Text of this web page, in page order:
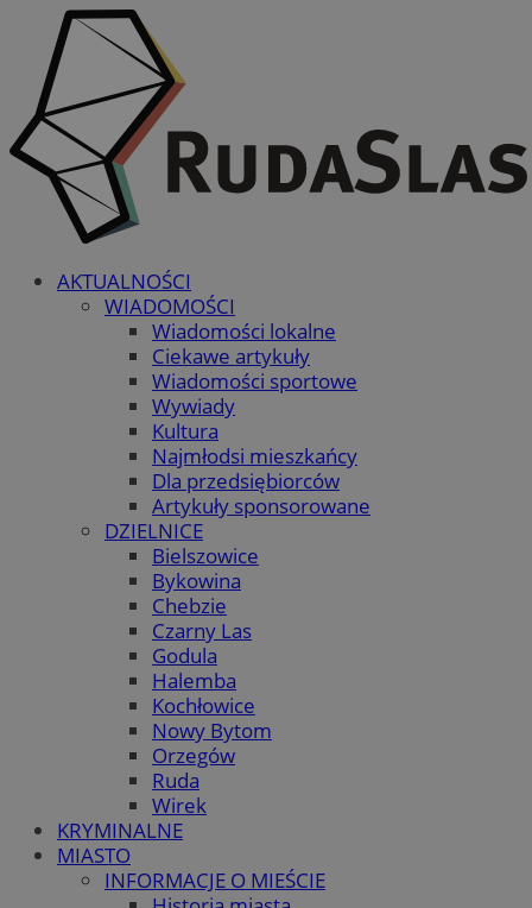
AKTUALNOŚCI
WIADOMOŚCI
Wiadomości lokalne
Ciekawe artykuły
Wiadomości sportowe
Wywiady
Kultura
Najmłodsi mieszkańcy
Dla przedsiębiorców
Artykuły sponsorowane
DZIELNICE
Bielszowice
Bykowina
Chebzie
Czarny Las
Godula
Halemba
Kochłowice
Nowy Bytom
Orzegów
Ruda
Wirek
KRYMINALNE
MIASTO
INFORMACJE O MIEŚCIE